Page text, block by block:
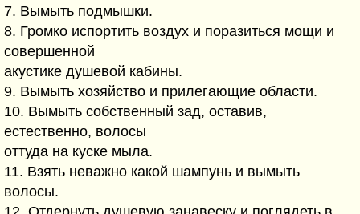
7. Вымыть подмышки.
8. Громко испортить воздух и поразиться мощи и
совершенной
акустике душевой кабины.
9. Вымыть хозяйство и прилегающие области.
10. Вымыть собственный зад, оставив,
естественно, волосы
оттуда на куске мыла.
11. Взять неважно какой шампунь и вымыть
волосы.